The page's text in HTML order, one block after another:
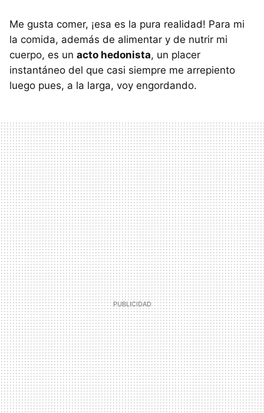
Me gusta comer, ¡esa es la pura realidad! Para mi
la comida, además de alimentar y de nutrir mi
cuerpo, es un acto hedonista, un placer
instantáneo del que casi siempre me arrepiento
luego pues, a la larga, voy engordando.